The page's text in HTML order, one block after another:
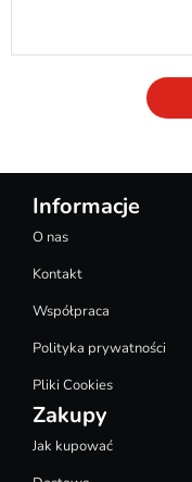
Informacje
O nas
Kontakt
Współpraca
Polityka prywatności
Pliki Cookies
Zakupy
Jak kupować